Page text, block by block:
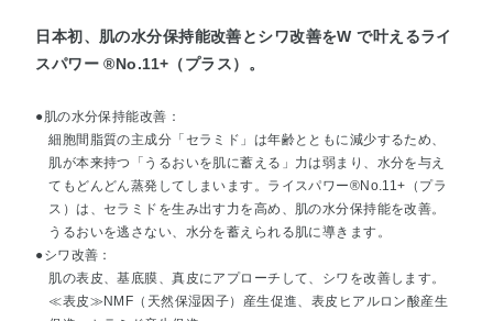
日本初、肌の水分保持能改善とシワ改善をW で叶えるライ
スパワー ®No.11+（プラス）。
●肌の水分保持能改善：
細胞間脂質の主成分「セラミド」は年齢とともに減少するため、
肌が本来持つ「うるおいを肌に蓄える」力は弱まり、水分を与え
てもどんどん蒸発してしまいます。ライスパワー®No.11+（プラ
ス）は、セラミドを生み出す力を高め、肌の水分保持能を改善。
うるおいを逃さない、水分を蓄えられる肌に導きます。
●シワ改善：
肌の表皮、基底膜、真皮にアプローチして、シワを改善します。
≪表皮≫NMF（天然保湿因子）産生促進、表皮ヒアルロン酸産生